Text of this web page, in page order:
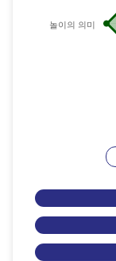
놀이의 의미